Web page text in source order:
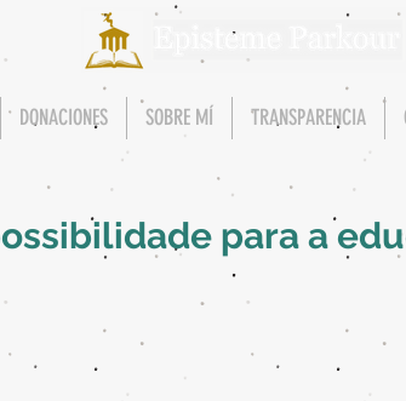
DONACIONES SOBRE MÍ TRANSPARENCIA
para a